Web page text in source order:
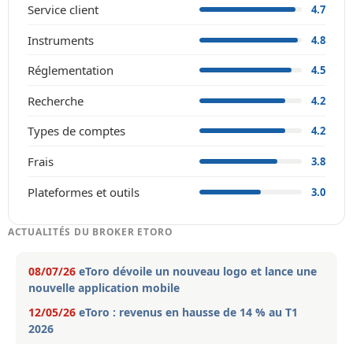
Service client 4.7
Instruments 4.8
Réglementation 4.5
Recherche 4.2
Types de comptes 4.2
Frais 3.8
Plateformes et outils 3.0
ACTUALITÉS DU BROKER ETORO
08/07/26 eToro dévoile un nouveau logo et lance une
nouvelle application mobile
12/05/26 eToro : revenus en hausse de 14 % au T1
2026